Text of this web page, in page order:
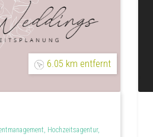
6.05 km entfernt
Hochzeitsagentur,